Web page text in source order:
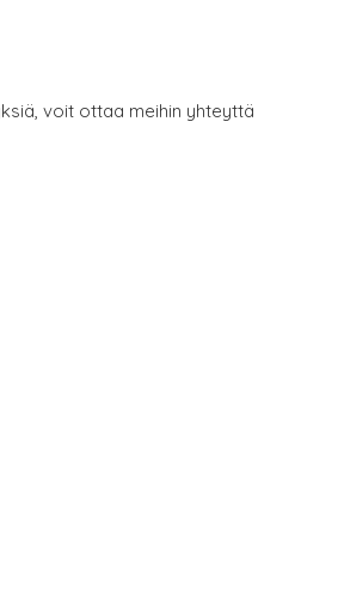
voit ottaa meihin yhteyttä